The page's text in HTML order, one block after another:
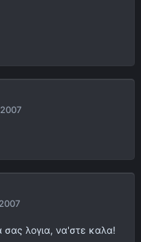
σας λογια, να'στε καλα!